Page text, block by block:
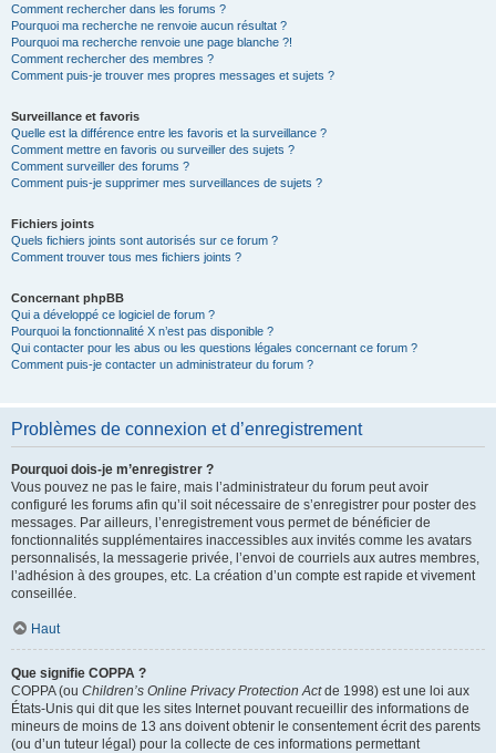
Comment rechercher dans les forums ?
Pourquoi ma recherche ne renvoie aucun résultat ?
Pourquoi ma recherche renvoie une page blanche ?!
Comment rechercher des membres ?
Comment puis-je trouver mes propres messages et sujets ?
Surveillance et favoris
Quelle est la différence entre les favoris et la surveillance ?
Comment mettre en favoris ou surveiller des sujets ?
Comment surveiller des forums ?
Comment puis-je supprimer mes surveillances de sujets ?
Fichiers joints
Quels fichiers joints sont autorisés sur ce forum ?
Comment trouver tous mes fichiers joints ?
Concernant phpBB
Qui a développé ce logiciel de forum ?
Pourquoi la fonctionnalité X n’est pas disponible ?
Qui contacter pour les abus ou les questions légales concernant ce forum ?
Comment puis-je contacter un administrateur du forum ?
Problèmes de connexion et d’enregistrement
Pourquoi dois-je m’enregistrer ?
Vous pouvez ne pas le faire, mais l’administrateur du forum peut avoir
configuré les forums afin qu’il soit nécessaire de s’enregistrer pour poster des
messages. Par ailleurs, l’enregistrement vous permet de bénéficier de
fonctionnalités supplémentaires inaccessibles aux invités comme les avatars
personnalisés, la messagerie privée, l’envoi de courriels aux autres membres,
l’adhésion à des groupes, etc. La création d’un compte est rapide et vivement
conseillée.
Haut
Que signifie COPPA ?
COPPA (ou Children’s Online Privacy Protection Actde 1998) est une loi aux
États-Unis qui dit que les sites Internet pouvant recueillir des informations de
mineurs de moins de 13 ans doivent obtenir le consentement écrit des parents
(ou d’un tuteur légal) pour la collecte de ces informations permettant